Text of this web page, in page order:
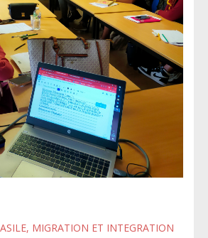
MIGRATION ET INTEGRATION